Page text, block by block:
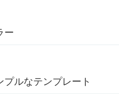
ー
ルなテンプレート